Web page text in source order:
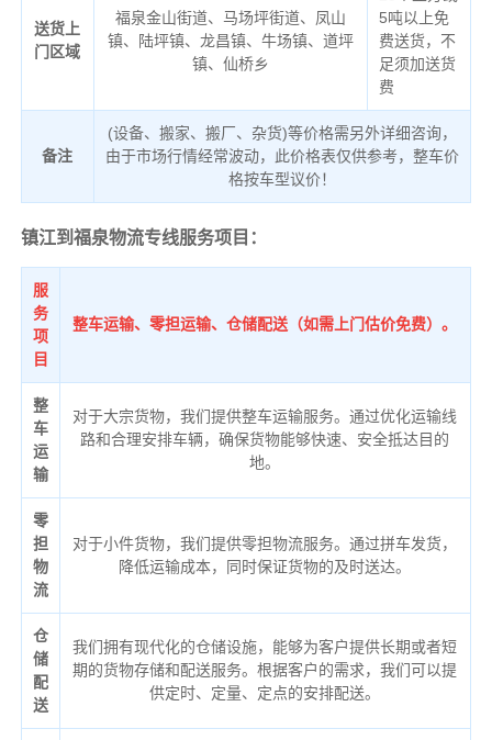
送货上
门区域
福泉金山街道、马场坪街道、凤山
镇、陆坪镇、龙昌镇、牛场镇、道坪
镇、仙桥乡
5吨以上免
费送货，不
足须加送货
费
备注
(设备、搬家、搬厂、杂货)等价格需另外详细咨询，
由于市场行情经常波动，此价格表仅供参考，整车价
格按车型议价！
镇江到福泉物流专线服务项目：
服
务
项
目
整车运输、零担运输、仓储配送（如需上门估价免费）。
整
车
运
输
对于大宗货物，我们提供整车运输服务。通过优化运输线
路和合理安排车辆，确保货物能够快速、安全抵达目的
地。
零
担
物
流
对于小件货物，我们提供零担物流服务。通过拼车发货，
降低运输成本，同时保证货物的及时送达。
仓
储
配
送
我们拥有现代化的仓储设施，能够为客户提供长期或者短
期的货物存储和配送服务。根据客户的需求，我们可以提
供定时、定量、定点的安排配送。